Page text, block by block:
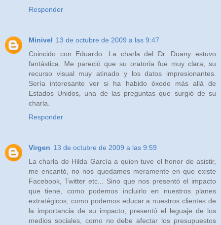
Responder
Minivel 13 de octubre de 2009 a las 9:47
Coincido con Eduardo. La charla del Dr. Duany estuvo
fantástica. Me pareció que su oratoria fue muy clara, su
recurso visual muy atinado y los datos impresionantes.
Sería interesante ver si ha habido éxodo más allá de
Estados Unidos, una de las preguntas que surgió de su
charla.
Responder
Virgen 13 de octubre de 2009 a las 9:59
La charla de Hilda García a quien tuve el honor de asistir,
me encantó, no nos quedamos meramente en que existe
Facebook, Twitter etc... Sino que nos presentó el impacto
que tiene, como podemos incluirlo en nuestros planes
extratégicos, como podemos educar a nuestros clientes de
la importancia de su impacto, presentó el leguaje de los
medios sociales, como no debe afectar los presupuestos